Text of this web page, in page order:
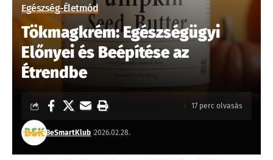
Egészség-Életmód
Tökmagkrém: Egészségügyi
Előnyei és Beépítése az
Étrendbe
BeSmartKlub 2026.02.28.
17 perc olvasás